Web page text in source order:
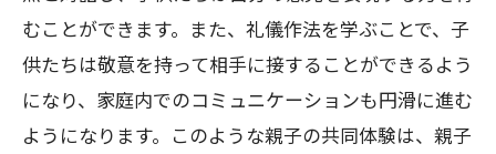
むことができます。また、礼儀作法を学ぶことで、子
供たちは敬意を持って相手に接することができるよう
になり、家庭内でのコミュニケーションも円滑に進む
ようになります。このような親子の共同体験は、親子